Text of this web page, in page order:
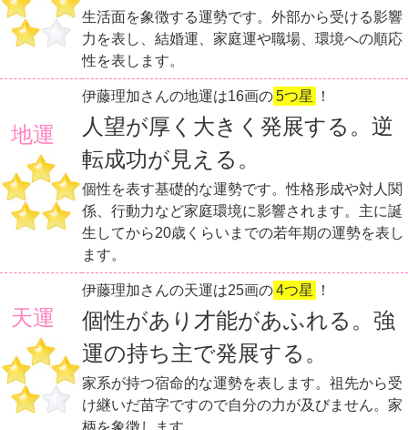
生活面を象徴する運勢です。外部から受ける影響
力を表し、結婚運、家庭運や職場、環境への順応
性を表します。
地運
伊藤理加さんの地運は16画の5つ星 ！
人望が厚く大きく発展する。逆
転成功が見える。
個性を表す基礎的な運勢です。性格形成や対人関
係、行動力など家庭環境に影響されます。主に誕
生してから20歳くらいまでの若年期の運勢を表し
ます。
天運
伊藤理加さんの天運は25画の4つ星 ！
個性があり才能があふれる。強
運の持ち主で発展する。
家系が持つ宿命的な運勢を表します。祖先から受
け継いだ苗字ですので自分の力が及びません。家
柄を象徴します。